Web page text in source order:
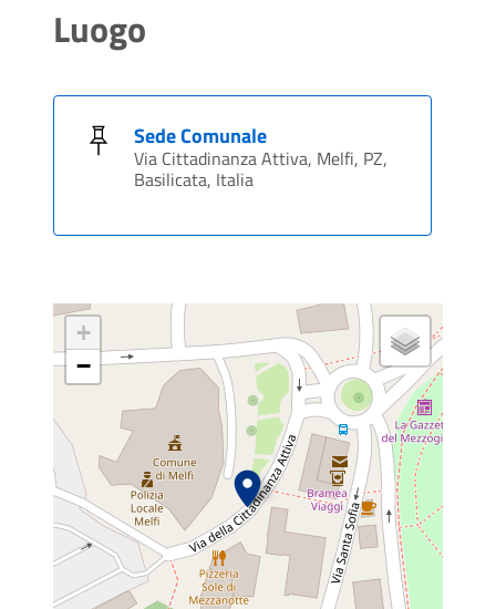
Luogo
Sede Comunale
Via Cittadinanza Attiva, Melfi, PZ,
Basilicata, Italia
+
−